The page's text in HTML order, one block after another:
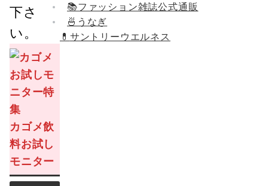
下さ
い。
カゴメ飲
料お試し
モニター
📚ファッション雑誌公式通販
🍜うなぎ
💊 サントリーウエルネス